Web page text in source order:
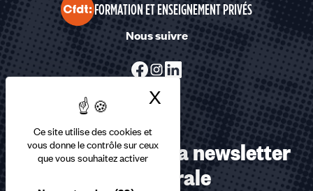
Ce site utilise des cookies et
vous donne le contrôle sur ceux
que vous souhaitez activer
X Masquer le
FORMATION ET ENSEIGNEMENT PRIVÉS
Nous suivre
Abonnez-vous à la newsletter
confédérale